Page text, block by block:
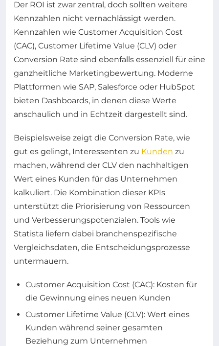
Der ROI ist zwar zentral, doch sollten weitere
Kennzahlen nicht vernachlässigt werden.
Kennzahlen wie Customer Acquisition Cost
(CAC), Customer Lifetime Value (CLV) oder
Conversion Rate sind ebenfalls essenziell für eine
ganzheitliche Marketingbewertung. Moderne
Plattformen wie SAP, Salesforce oder HubSpot
bieten Dashboards, in denen diese Werte
anschaulich und in Echtzeit dargestellt sind.
Beispielsweise zeigt die Conversion Rate, wie
gut es gelingt, Interessenten zu Kunden zu
machen, während der CLV den nachhaltigen
Wert eines Kunden für das Unternehmen
kalkuliert. Die Kombination dieser KPIs
unterstützt die Priorisierung von Ressourcen
und Verbesserungspotenzialen. Tools wie
Statista liefern dabei branchenspezifische
Vergleichsdaten, die Entscheidungsprozesse
untermauern.
Customer Acquisition Cost (CAC): Kosten für
die Gewinnung eines neuen Kunden
Customer Lifetime Value (CLV): Wert eines
Kunden während seiner gesamten
Beziehung zum Unternehmen